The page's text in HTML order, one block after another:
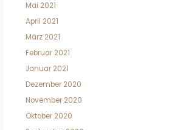
Mai 2021
April 2021
März 2021
Februar 2021
Januar 2021
Dezember 2020
November 2020
Oktober 2020